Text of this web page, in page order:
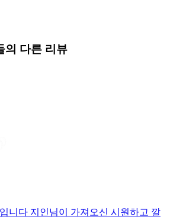
의 다른 리뷰
니다 지인님이 가져오신 시원하고 깔